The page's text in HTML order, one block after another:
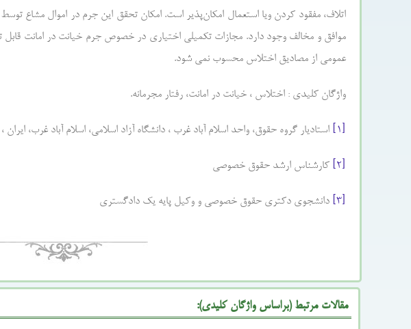
اتلاف، مفقود کردن ویا استعمال امکان‌پذیر است. امکان تحقق این جرم در اموال مشاع
موافق و مخالف وجود دارد. مجازات تکمیلی اختیاری در خصوص جرم خیانت در امانت
عمومی از مصادیق اختلاس محسوب نمی شود.
واژگان کلیدی : اختلاس ، خیانت در امانت، رفتار مجرمانه.
[۱] استادیار گروه حقوق، واحد اسلام آباد غرب ، دانشگاه آزاد اسلامی، اسلام آباد غرب، ایران ، shirzadamiri@gmail.com
[۲] کارشناس ارشد حقوق خصوصی
[۳] دانشجوی دکتری حقوق خصوصی و وکیل پایه یک دادگستری
مقالات مرتبط (براساس واژگان کلیدی):